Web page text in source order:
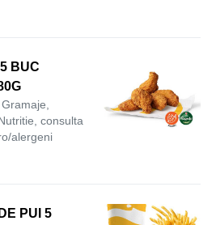
BUC
consulta
alergeni
PUI 5